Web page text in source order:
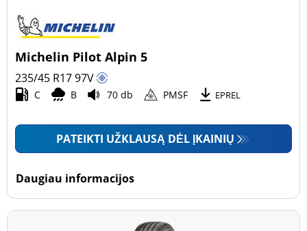
Michelin Pilot Alpin 5
235/45 R1797V
C B 70 db PMSF EPREL
PATEIKTI UŽKLAUSĄ DĖL ĮKAINIŲ
Daugiau informacijos